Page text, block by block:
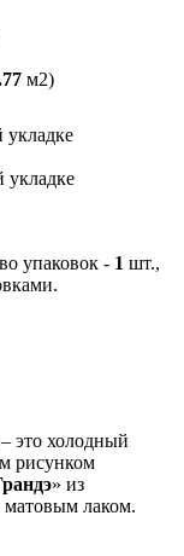
м2)
укладке
укладке
упаковок - 1 шт.,
– это холодный
рисунком
» из
лаком.